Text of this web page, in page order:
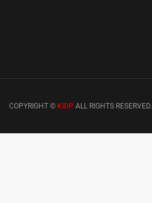
COPYRIGHT © KIDP ALL RIGHTS RESERVED.